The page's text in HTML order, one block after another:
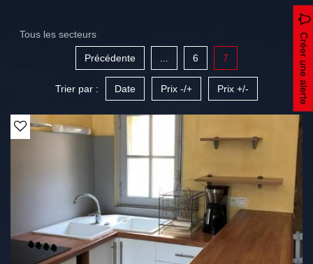
Tous les secteurs Créer une alerte
Précédente 6 7
Trier par : Date Prix -/+ Prix +/-